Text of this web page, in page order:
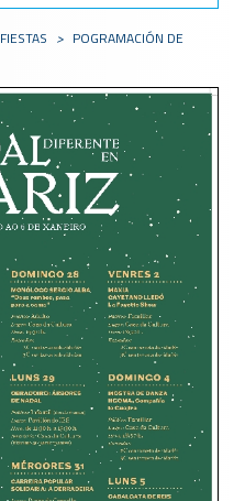
FIESTAS > POGRAMACIÓN DE